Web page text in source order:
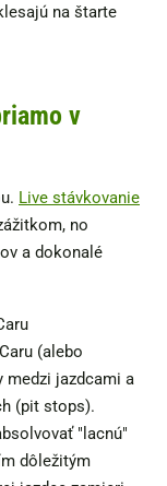
na štarte
v
Live stávkovanie
no
a dokonalé
(alebo
medzi jazdcami a
(pit stops).
"lacnú"
dôležitým